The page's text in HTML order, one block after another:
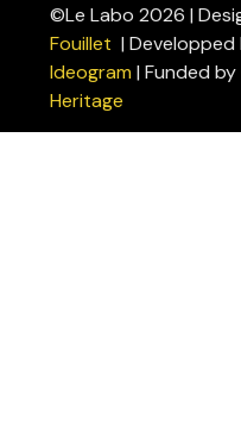
©Le Labo 2026 |
Fouillet | Developped
Ideogram | Funded by
Heritage